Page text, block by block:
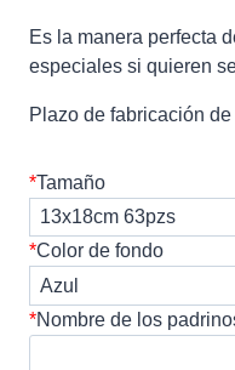
Es la manera perfecta
especiales si quieren
Plazo de fabricación
*Tamaño
*Color de fondo
*Nombre de los